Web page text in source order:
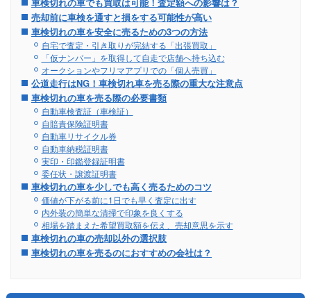
売却前に車検を通すと損をする可能性が高い
車検切れの車を安全に売るための3つの方法
自宅で査定・引き取りが完結する「出張買取」
「仮ナンバー」を取得して自走で店舗へ持ち込む
オークションやフリマアプリでの「個人売買」
公道走行はNG！車検切れ車を売る際の重大な注意点
車検切れの車を売る際の必要書類
自動車検査証（車検証）
自賠責保険証明書
自動車リサイクル券
自動車納税証明書
実印・印鑑登録証明書
委任状・譲渡証明書
車検切れの車を少しでも高く売るためのコツ
価値が下がる前に1日でも早く査定に出す
内外装の簡単な清掃で印象を良くする
相場を踏まえた希望買取額を伝え、売却意思を示す
車検切れの車の売却以外の選択肢
車検切れの車を売るのにおすすめの会社は？